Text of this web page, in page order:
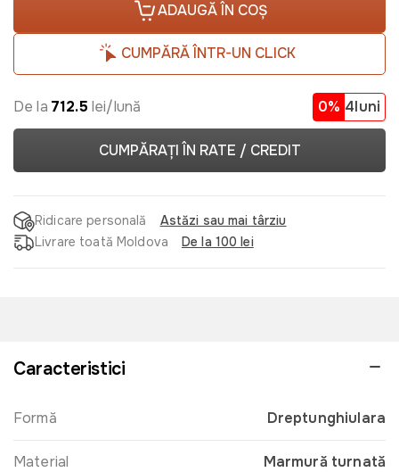
ADAUGĂ ÎN COȘ
CUMPĂRĂ ÎNTR-UN CLICK
De la 712.5 lei/lună 0% 4luni
CUMPĂRAȚI ÎN RATE / CREDIT
Ridicare personală
Astăzi sau mai târziu
Livrare toată Moldova
De la 100 lei
Caracteristici
Formă Dreptunghiulara
Material Marmură turnată